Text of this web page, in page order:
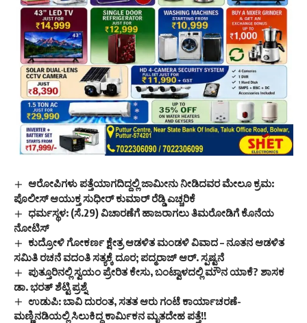
ಆರೋಪಿಗಳು ಪತ್ತೆಯಾಗದಿದ್ದಲ್ಲಿ ಜಾಮೀನು ನೀಡಿದವರ ಮೇಲೂ ಕ್ರಮ:
ಪೊಲೀಸ್‌ ಆಯುಕ್ತ ಸುಧೀರ್ ಕುಮಾರ್ ರೆಡ್ಡಿ ಎಚ್ಚರಿಕೆ
ಧರ್ಮಸ್ಥಳ: (ಸೆ.29) ವಿಚಾರಣೆಗೆ ಹಾಜರಾಗಲು ತಿಮರೋಡಿಗೆ ಕೊನೆಯ
ನೋಟಿಸ್‌
ಕುದ್ರೋಳಿ ಗೋಕರ್ಣ ಕ್ಷೇತ್ರ ಆಡಳಿತ ಮಂಡಳಿ ವಿವಾದ – ನೂತನ ಆಡಳಿತ
ಸಮಿತಿ ರಚನೆ ವದಂತಿ ಸತ್ಯಕ್ಕೆ ದೂರ; ಪದ್ಮರಾಜ್ ಆರ್. ಸ್ಪಷ್ಟನೆ
ಪುತ್ತೂರಿನಲ್ಲಿ ಸ್ವಯಂ ಪ್ರೇರಿತ ಕೇಸು, ಬಂಟ್ವಾಳದಲ್ಲಿ ಮೌನ ಯಾಕೆ? ಶಾಸಕ
ಡಾ. ಭರತ್ ಶೆಟ್ಟಿ ಪ್ರಶ್ನೆ
ಉಡುಪಿ: ಬಾವಿ ದುರಂತ, ಸತತ ಆರು ಗಂಟೆ ಕಾರ್ಯಾಚರಣೆ-
ಮಣ್ಣಿನಡಿಯಲ್ಲಿ ಸಿಲುಕಿದ್ದ ಕಾರ್ಮಿಕನ ಮೃತದೇಹ ಪತ್ತೆ!!